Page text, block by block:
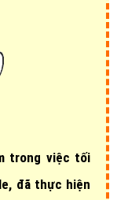
trong việc tối
đã thực hiện